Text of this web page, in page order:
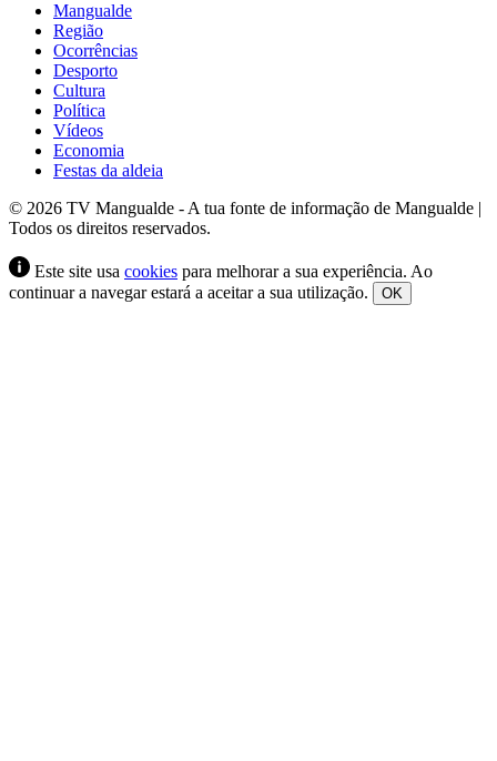
Mangualde
Região
Ocorrências
Desporto
Cultura
Política
Vídeos
Economia
Festas da aldeia
© 2026 TV Mangualde - A tua fonte de informação de Mangualde |
Todos os direitos reservados.
Este site usa cookies para melhorar a sua experiência. Ao
continuar a navegar estará a aceitar a sua utilização.
OK